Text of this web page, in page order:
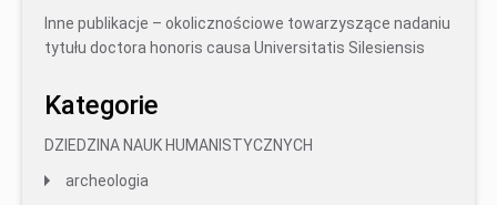
Inne publikacje – okolicznościowe towarzyszące nadaniu
tytułu doctora honoris causa Universitatis Silesiensis
Kategorie
DZIEDZINA NAUK HUMANISTYCZNYCH
archeologia